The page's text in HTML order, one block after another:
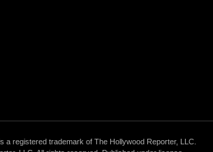
a registered trademark of The Hollywood Reporter, LLC.